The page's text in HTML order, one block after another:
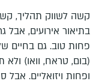
קשה לשווק תהליך,
בתיאור אירועים, אבל
פחות טוב. גם בחיים
(בום, טראח, וואו) ולא
ופחות ויזואליים.